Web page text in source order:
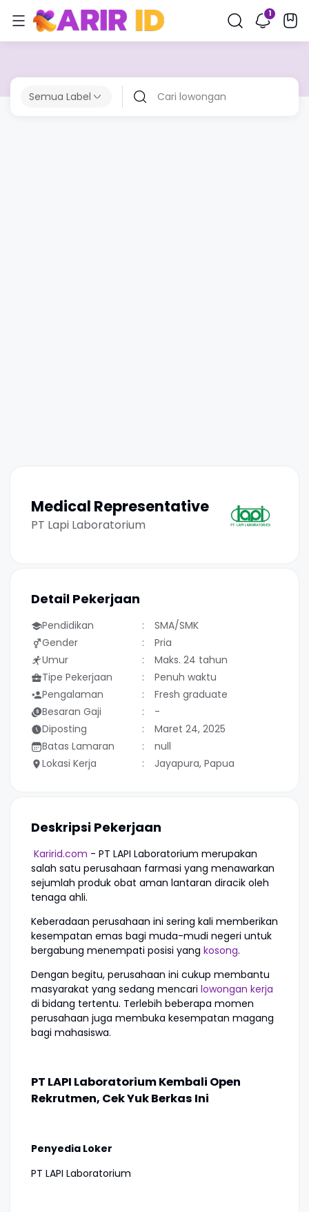
Semua Label
Medical Representative
PT Lapi Laboratorium
Detail Pekerjaan
Pendidikan
SMA/SMK
Gender
Pria
Umur
Maks. 24 tahun
Tipe Pekerjaan
Penuh waktu
Pengalaman
Fresh graduate
Besaran Gaji
-
Diposting
Maret 24, 2025
Batas Lamaran
null
Lokasi Kerja
Jayapura, Papua
Deskripsi Pekerjaan
Karirid.com - PT LAPI Laboratorium merupakan
salah satu perusahaan farmasi yang menawarkan
sejumlah produk obat aman lantaran diracik oleh
tenaga ahli.
Keberadaan perusahaan ini sering kali memberikan
kesempatan emas bagi muda-mudi negeri untuk
bergabung menempati posisi yang kosong.
Dengan begitu, perusahaan ini cukup membantu
masyarakat yang sedang mencari lowongan kerja
di bidang tertentu. Terlebih beberapa momen
perusahaan juga membuka kesempatan magang
bagi mahasiswa.
PT LAPI Laboratorium Kembali Open
Rekrutmen, Cek Yuk Berkas Ini
Penyedia Loker
PT LAPI Laboratorium